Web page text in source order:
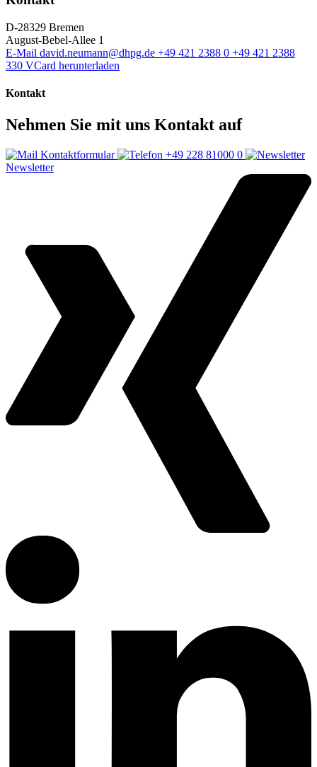
D-28329 Bremen
August-Bebel-Allee 1
E-Mail david.neumann@dhpg.de +49 421 2388 0 +49 421 2388
330 VCard herunterladen
Kontakt
Nehmen Sie mit uns Kontakt auf
Kontaktformular
+49 228 81000 0
Newsletter